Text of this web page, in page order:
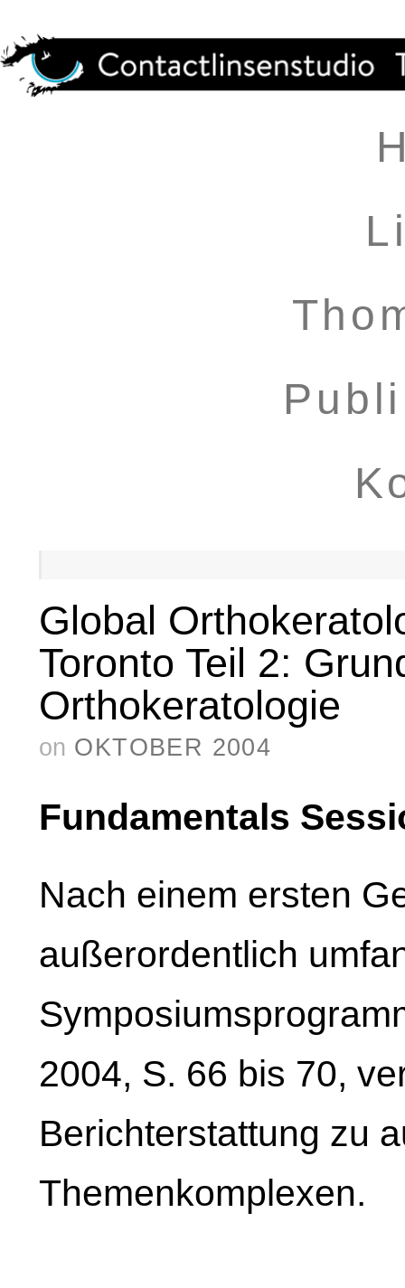
Global
Toronto Teil 2:
Orthokeratologie
on OKTOBER 2004
Fundamentals
Nach einem ersten
außerordentlich
2004, S. 66 bis 70,
Berichterstattung zu
Themenkomplexen.